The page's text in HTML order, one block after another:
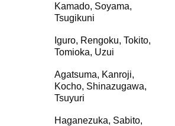
Kamado, Soyama,
Tsugikuni
Iguro, Rengoku, Tokito,
Tomioka, Uzui
Agatsuma, Kanroji,
Kocho, Shinazugawa,
Tsuyuri
Haganezuka, Sabito,